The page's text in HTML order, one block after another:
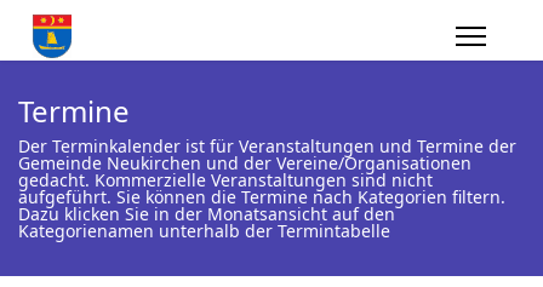
Termine
Der Terminkalender ist für Veranstaltungen und Termine der
Gemeinde Neukirchen und der Vereine/Organisationen
gedacht. Kommerzielle Veranstaltungen sind nicht
aufgeführt. Sie können die Termine nach Kategorien filtern.
Dazu klicken Sie in der Monatsansicht auf den
Kategorienamen unterhalb der Termintabelle